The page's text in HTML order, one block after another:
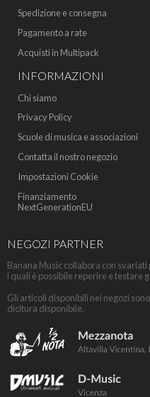
Spedizione e consegna
Pagamento a rate
Acquisti in Multipack
INFORMAZIONI
Chi siamo
Privacy Policy
Scuole di musica e associazioni
Contatta il nostro negozio
Impostazioni Cookie
Finanziamento
NextGenerationEU
NEGOZI PARTNER
Banana Music collabora con
i quali è possibile reperire e testare
Gli articoli disponibili nei negozi
dicitura disponibile.